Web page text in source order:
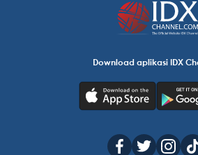
Download aplikasi IDX